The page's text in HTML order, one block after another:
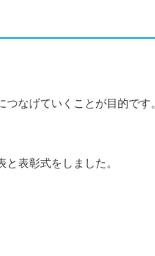
なげていくことが目的です。
表彰式をしました。